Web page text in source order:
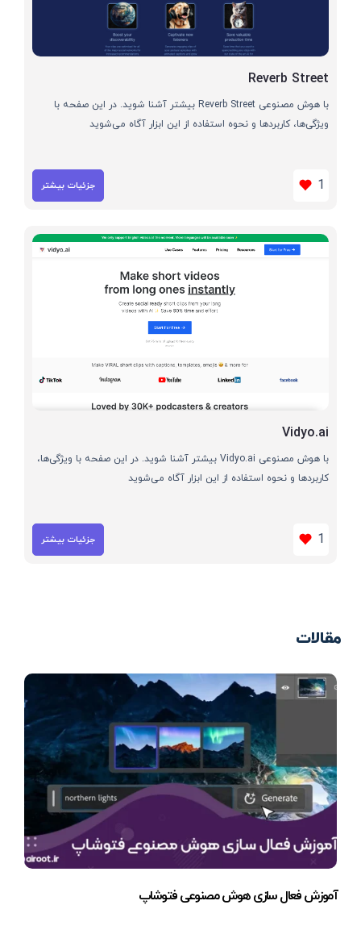
Reverb Street
با هوش مصنوعی Reverb Street بیشتر آشنا شوید. در این صفحه با
ویژگی‌ها، کاربردها و نحوه استفاده از این ابزار آگاه می‌شوید
1 جزئیات بیشتر
Vidyo.ai
با هوش مصنوعی Vidyo.ai بیشتر آشنا شوید. در این صفحه با ویژگی‌ها،
کاربردها و نحوه استفاده از این ابزار آگاه می‌شوید
1 جزئیات بیشتر
مقالات
آموزش فعال سازی هوش مصنوعی فتوشاپ